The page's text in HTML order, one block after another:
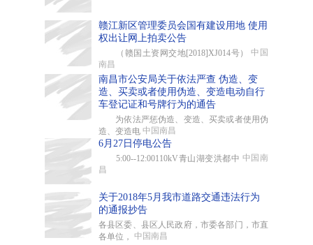
赣江新区管理委员会国有建设用地 使用
权出让网上拍卖公告
（赣国土资网交地[2018]XJ014号）中国
南昌
南昌市公安局关于依法严查 伪造、变
造、买卖或者使用伪造、变造电动自行
车登记证和号牌行为的通告
为依法严惩伪造、变造、买卖或者使用伪
造、变造电 中国南昌
6月27日停电公告
5:00--12:00110kV青山湖变洪都中 中国南
昌
关于2018年5月我市道路交通违法行为
的通报抄告
各县区委、县区人民政府，市委各部门，市直
各单位， 中国南昌